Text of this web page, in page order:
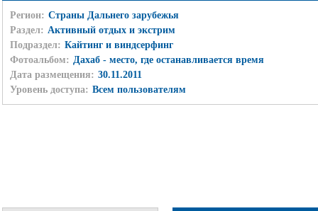
Регион: Страны Дальнего зарубежья
Раздел: Активный отдых и экстрим
Подраздел: Кайтинг и виндсерфинг
Фотоальбом: Дахаб - место, где останавливается время
Дата размещения: 30.11.2011
Уровень доступа: Всем пользователям